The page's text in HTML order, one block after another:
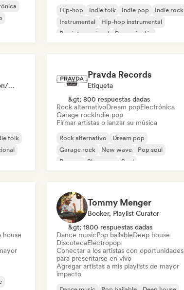
Hip-hop Indie folk Indie pop
Indie rock
Instrumental
Hip-hop instrumental
Rap internacional
Rap en inglés
Medios De Comunicación/Periodista
folk
Pravda Records
Etiqueta
&gt; 800 respuestas dadas
Rock alternativoDream popElectrónica
Garage rockIndie pop
Firmar artistas o lanzar su música
Rock alternativo
Dream pop
Garage rock
New wave
Pop soul
Reggae
Shoegaze Soul
house
Tommy Menger
Booker, Playlist Curator
&gt; 1800 respuestas dadas
Dance musicPop bailableDeep house
DiscotecaElectropop
Conectar a los artistas con oportunidades
para presentarse en vivo
Agregar artistas a mis playlists de mayor
impacto